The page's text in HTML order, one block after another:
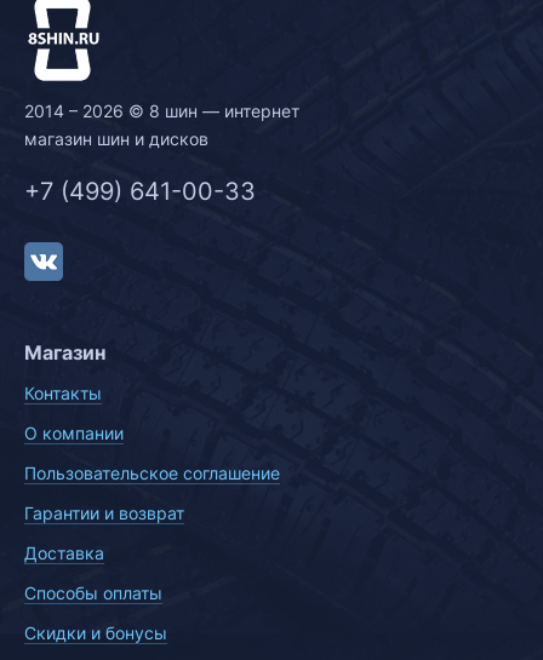
2014 – 2026 © 8 шин — интернет
магазин шин и дисков
+7 (499) 641-00-33
Магазин
Контакты
О компании
Пользовательское соглашение
Гарантии и возврат
Доставка
Способы оплаты
Скидки и бонусы